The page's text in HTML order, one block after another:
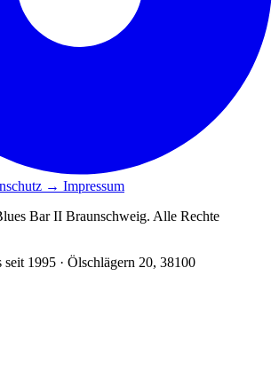
→ Impressum
Bar II Braunschweig. Alle Rechte
1995 · Ölschlägern 20, 38100